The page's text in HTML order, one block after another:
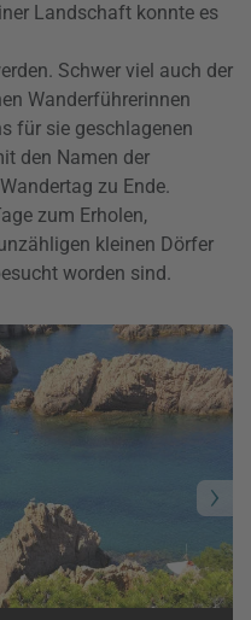
Landschaft konnte es
Schwer viel auch der
Wanderführerinnen
für sie geschlagenen
den Namen der
zu Ende.
zum Erholen,
kleinen Dörfer
worden sind.